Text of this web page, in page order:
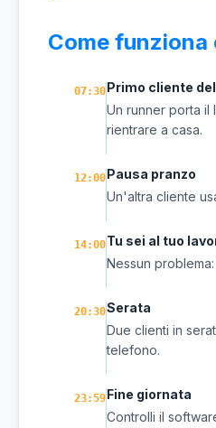
Come
07:30Primo cliente
Un runner porta il
rientrare a casa.
12:00Pausa pranzo
Un'altra cliente
14:00Tu sei al tuo
Nessun
20:30Serata
Due clienti in
telefono.
23:59Fine giornata
Controlli il